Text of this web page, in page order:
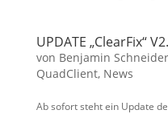
UPDATE „ClearFix“
von Benjamin Schneider
QuadClient, News
Ab sofort steht ein Update